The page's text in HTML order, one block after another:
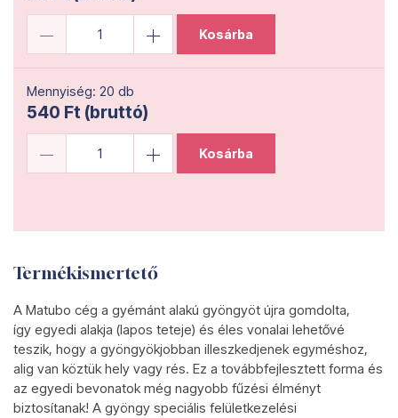
Kosárba
Mennyiség: 20 db
540 Ft (bruttó)
Kosárba
Termékismertető
A Matubo cég a gyémánt alakú gyöngyöt újra gomdolta,
így egyedi alakja (lapos teteje) és éles vonalai lehetővé
teszik, hogy a gyöngyökjobban illeszkedjenek egyméshoz,
alig van köztük hely vagy rés. Ez a továbbfejlesztett forma és
az egyedi bevonatok még nagyobb fűzési élményt
biztosítanak! A gyöngy speciális felületkezelési